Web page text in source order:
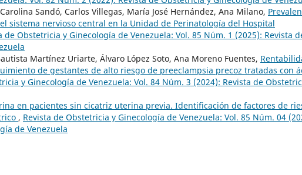
Sandó, Carlos Villegas, María José Hernández, Ana Milano,
sistema nervioso central en la Unidad de Perinatología del Hospital
de Obstetricia y Ginecología de Venezuela: Vol. 85 Núm. 1 (2025): Revista
Martínez Uriarte, Álvaro López Soto, Ana Moreno Fuentes,
de gestantes de alto riesgo de preeclampsia precoz tratadas con
y Ginecología de Venezuela: Vol. 84 Núm. 3 (2024): Revista de
en pacientes sin cicatriz uterina previa. Identificación de factores de
, Revista de Obstetricia y Ginecología de Venezuela: Vol. 85 Núm. 04
de Venezuela